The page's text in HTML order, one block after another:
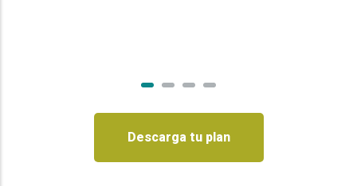
Descarga tu plan